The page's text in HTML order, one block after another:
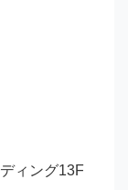
ィング13F